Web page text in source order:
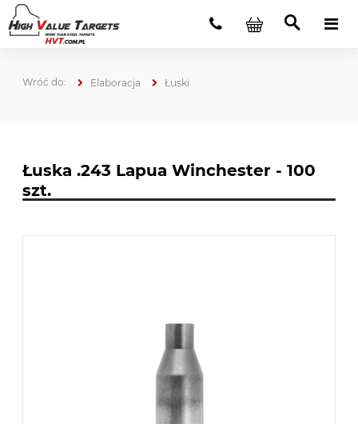
Elaboracja Łuski
Łuska .243 Lapua Winchester - 100
szt.